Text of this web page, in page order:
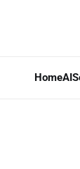
HomeAI